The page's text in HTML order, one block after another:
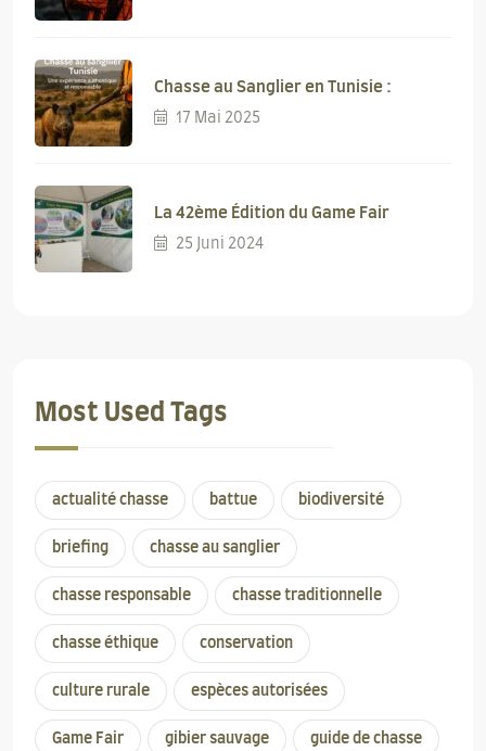
Chasse au Sanglier en Tunisie :
17 Mai 2025
La 42ème Édition du Game Fair
25 Juni 2024
Most Used Tags
actualité chasse battue biodiversité
briefing chasse au sanglier
chasse responsable chasse traditionnelle
chasse éthique conservation
culture rurale espèces autorisées
Game Fair gibier sauvage guide de chasse